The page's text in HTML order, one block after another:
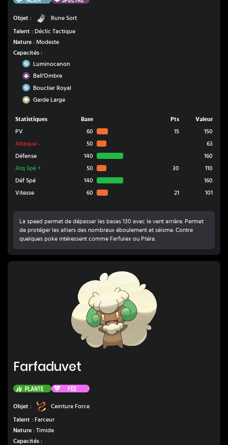
Objet : Rune Sort
Talent : Déclic Tactique
Nature : Modeste
Capacités :
Acier
Luminocanon
Spectre
Ball'Ombre
Acier
Bouclier Royal
Roche
Garde Large
Statistiques Base Pts
Valeur
PV
60 15
150
Attaque - 50
63
Défense
140
160
Atq Spé + 50 30
110
Déf Spé
140
160
Vitesse
60 21 101
La speed permet de dépasser les bases 130 avec le vent arrière. Permet
de protéger les alliers des nombreux éboulement et séisme. Contre
quelques poke intéressent comme Farfurex ou Ptéra.
Farfaduvet
Plante Fée
Objet : Ceinture Force
Talent : Farceur
Nature : Timide
Capacités :